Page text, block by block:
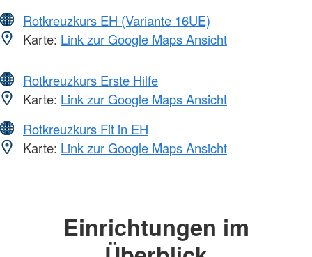
Rotkreuzkurs EH (Variante 16UE)
Karte: Link zur Google Maps Ansicht
Rotkreuzkurs Erste Hilfe
Karte: Link zur Google Maps Ansicht
Rotkreuzkurs Fit in EH
Karte: Link zur Google Maps Ansicht
Einrichtungen im